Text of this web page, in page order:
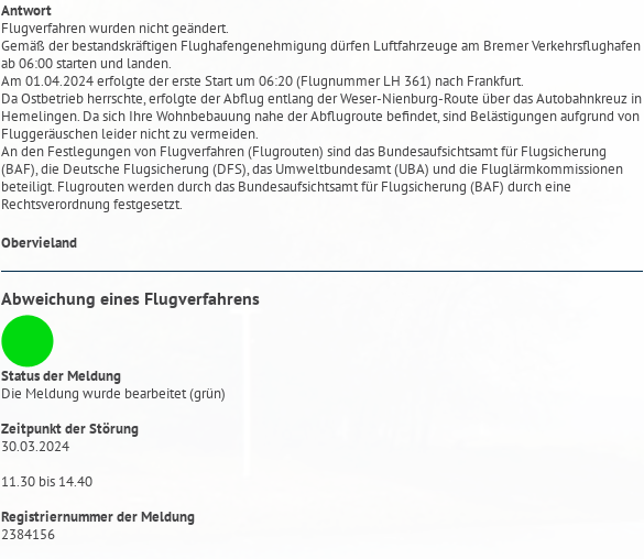
Antwort
Flugverfahren wurden nicht geändert.
Gemäß der bestandskräftigen Flughafengenehmigung dürfen Luftfahrzeuge am Bremer Verkehrsflughafen
ab 06:00 starten und landen.
Am 01.04.2024 erfolgte der erste Start um 06:20 (Flugnummer LH 361) nach Frankfurt.
Da Ostbetrieb herrschte, erfolgte der Abflug entlang der Weser-Nienburg-Route über das Autobahnkreuz in
Hemelingen. Da sich Ihre Wohnbebauung nahe der Abflugroute befindet, sind Belästigungen aufgrund von
Fluggeräuschen leider nicht zu vermeiden.
An den Festlegungen von Flugverfahren (Flugrouten) sind das Bundesaufsichtsamt für Flugsicherung
(BAF), die Deutsche Flugsicherung (DFS), das Umweltbundesamt (UBA) und die Fluglärmkommissionen
beteiligt. Flugrouten werden durch das Bundesaufsichtsamt für Flugsicherung (BAF) durch eine
Rechtsverordnung festgesetzt.
Obervieland
Abweichung eines Flugverfahrens
Status der Meldung
Die Meldung wurde bearbeitet (grün)
Zeitpunkt der Störung
30.03.2024
11.30 bis 14.40
Registriernummer der Meldung
2384156